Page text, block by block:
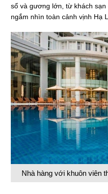
sổ và gương lớn, từ khách
ngắm nhìn toàn cảnh vịnh Hạ
Nhà hàng với khuôn viên